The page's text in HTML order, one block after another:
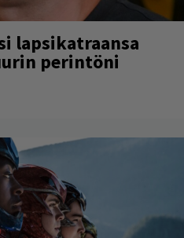
lapsikatraansa
perintöni